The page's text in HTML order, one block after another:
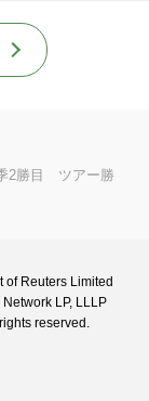
2勝目 ツアー勝
Reuters Limited
LP, LLLP
reserved.